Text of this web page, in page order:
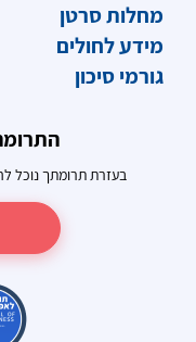
מחלות סרטן
מידע לחולים
גורמי סיכון
בעזרת תרומתך נוכל